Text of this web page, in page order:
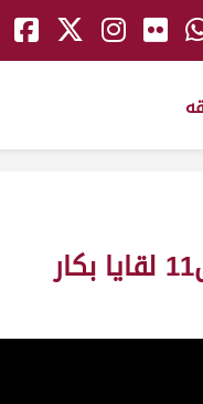
طماعة ملك_سعادة الشيخ القعقاع بن حمد بن خليفة آل ثاني_سباق المستشار ش11 لقايا بكار